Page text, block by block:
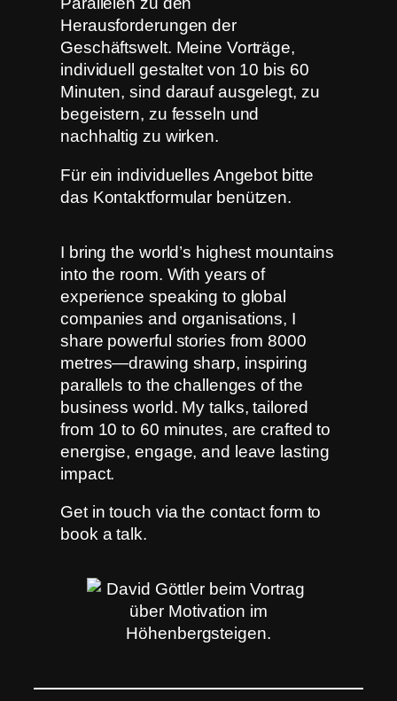
Herausforderungen der
Geschäftswelt. Meine Vorträge,
individuell gestaltet von 10 bis 60
Minuten, sind darauf ausgelegt, zu
begeistern, zu fesseln und
nachhaltig zu wirken.
Für ein individuelles Angebot bitte
das Kontaktformular benützen.
I bring the world’s highest mountains
into the room. With years of
experience speaking to global
companies and organisations, I
share powerful stories from 8000
metres—drawing sharp, inspiring
parallels to the challenges of the
business world. My talks, tailored
from 10 to 60 minutes, are crafted to
energise, engage, and leave lasting
impact.
Get in touch via the contact form to
book a talk.